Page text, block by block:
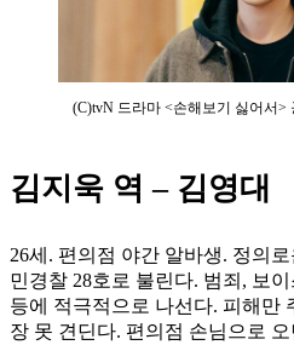
(C)tvN 드라마 <손해보기 싫어서>
김지욱 역 – 김영대
26세. 편의점 야간 알바생. 정의
민경찰 28호로 불린다. 범죄, 보
등에 적극적으로 나선다. 피해만
장 못 견딘다. 편의점 손님으로